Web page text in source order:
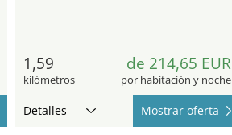
1,59
kilómetros
de 214,65 EUR
por habitación y noche
Detalles Mostrar oferta